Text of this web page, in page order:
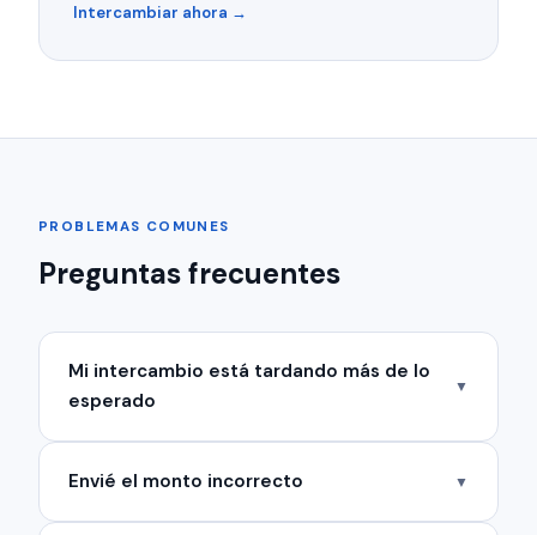
Intercambiar ahora →
PROBLEMAS COMUNES
Preguntas frecuentes
Mi intercambio está tardando más de lo
esperado
▼
Envié el monto incorrecto ▼